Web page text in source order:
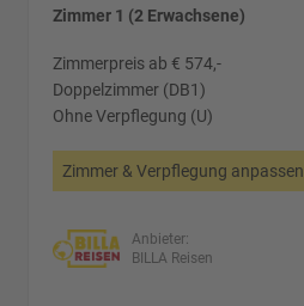
Zimmer 1 (2 Erwachsene)
Zimmerpreis ab € 574,-
Doppelzimmer (DB1)
Ohne Verpflegung (U)
Zimmer & Verpflegung anpassen
Anbieter:
BILLA Reisen